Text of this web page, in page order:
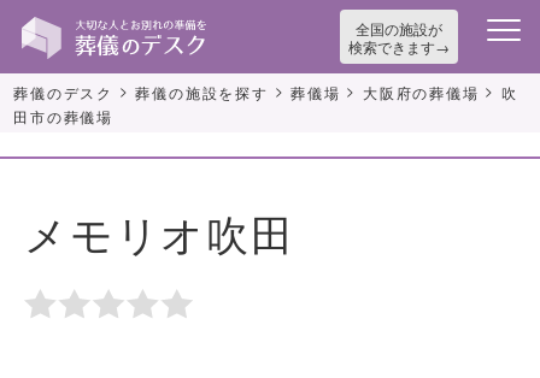
全国の施設が
検索できます
葬儀のデスク >葬儀の施設を探す >葬儀場 > 大阪府の葬儀場 >吹
田市の葬儀場
メモリオ吹田